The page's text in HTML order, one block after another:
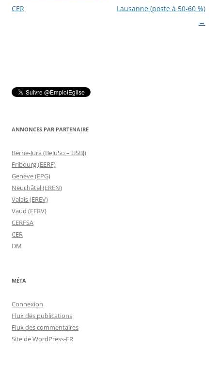
des
CER
Lausanne (poste à 50-60 %)
→
ANNONCES PAR PARTENAIRE
Berne-Jura (BeJuSo – USBJ)
Fribourg (EERF)
Genève (EPG)
Neuchâtel (EREN)
Valais (EREV)
Vaud (EERV)
CERFSA
CER
DM
MÉTA
Connexion
Flux des publications
Flux des commentaires
Site de WordPress-FR